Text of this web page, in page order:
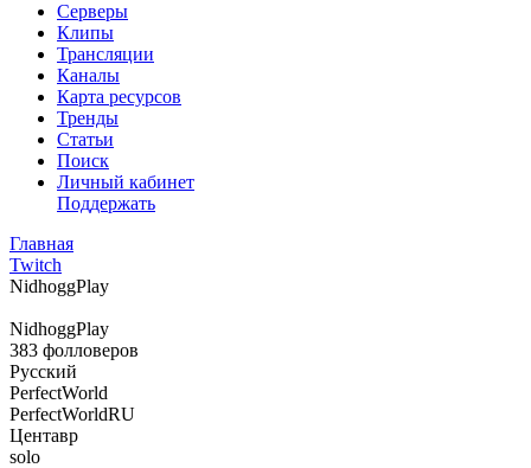
Серверы
Клипы
Трансляции
Каналы
Карта ресурсов
Тренды
Статьи
Поиск
Личный кабинет
Поддержать
Главная
Twitch
NidhoggPlay
NidhoggPlay
383 фолловеров
Русский
PerfectWorld
PerfectWorldRU
Центавр
solo